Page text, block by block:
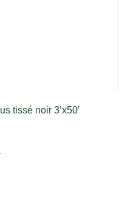
tissé noir 3’x50′